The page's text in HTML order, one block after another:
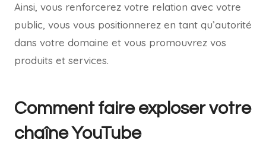
Ainsi, vous renforcerez votre relation avec votre
public, vous vous positionnerez en tant qu’autorité
dans votre domaine et vous promouvrez vos
produits et services.
Comment faire exploser votre
chaîne YouTube